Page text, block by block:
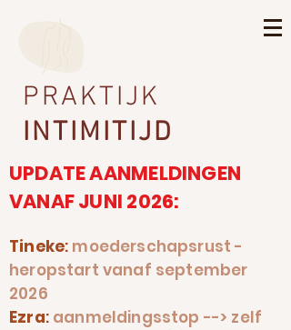
PRAKTIJK
INTIMITIJD
UPDATE AANMELDINGEN
VANAF JUNI 2026:
Tineke: moederschapsrust -
heropstart vanaf september
2026
Ezra: aanmeldingsstop --> zelf